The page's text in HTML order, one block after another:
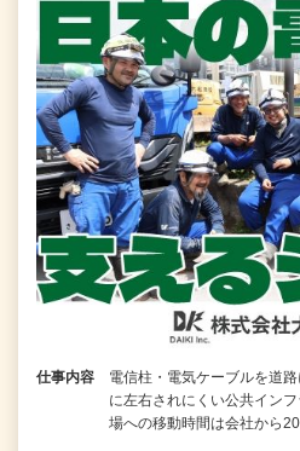
仕事内容
電信柱・電気ケーブルを道
に左右されにくい公共イン
場への移動時間は会社から